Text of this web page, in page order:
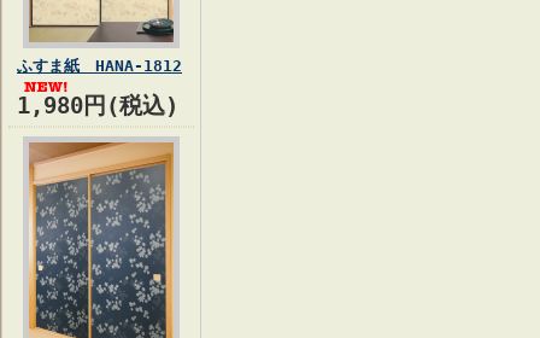
ふすま紙 HANA-1812
1,980円(税込)